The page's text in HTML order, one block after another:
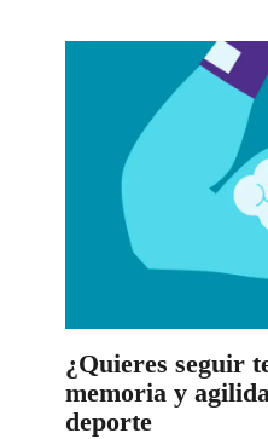
¿Quieres seguir
memoria y
deporte